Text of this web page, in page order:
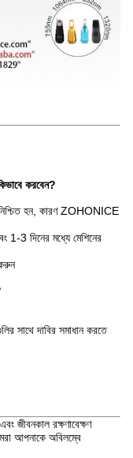
করবেন?
হন, কারণ ZOHONICE
1-3 দিনের মধ্যে মেশিনের
সাথে দাবির সমাধান করতে
জীবনকাল রক্ষণাবেক্ষণ
আপনাকে অবিলম্বে